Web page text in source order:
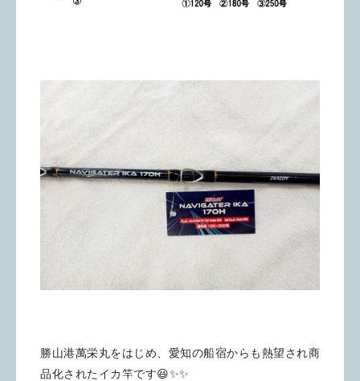
勝山港萬栄丸をはじめ、愛知の船宿からも熱望され商
品化されたイカ竿です😆✨✨